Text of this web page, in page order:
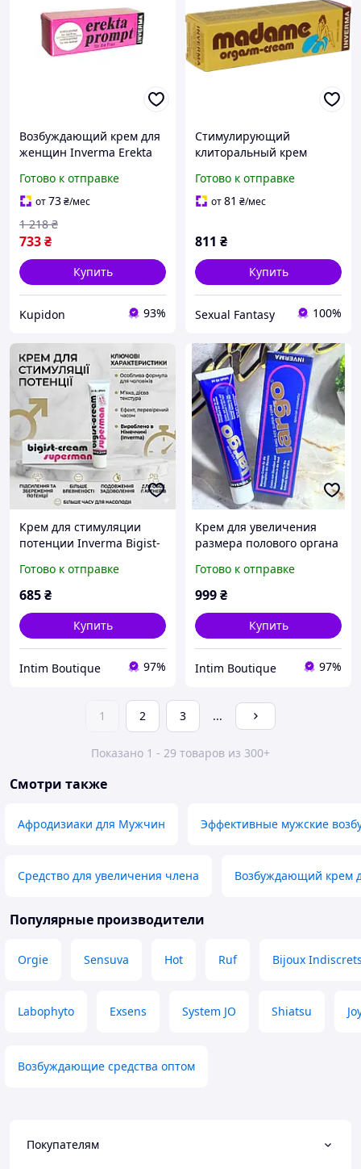
Возбуждающий крем для
женщин Inverma Erekta
market-without-queues-
Готово к отправке
от73₴/мес
733₴
1 218 ₴
Купить
Kupidon 93%
Стимулирующий
клиторальный крем
Orgasm Cream 18 ml
Love&Life -online-
Готово к отправке
от81 ₴/мес
811 ₴
Купить
Sexual Fantasy 100%
Крем для стимуляции
потенции Inverma Bigist-
Готово к отправке
685₴
Купить
Intim Boutique 97%
Крем для увеличения
размера полового органа
Special 40 мл
Готово к отправке
999₴
Купить
Intim Boutique 97%
1 2 3 ...
Показано 1 - 29 товаров из 300+
Смотри также
Афродизиаки для Мужчин Эффективные мужские
Средство для увеличения члена Возбуждающий крем
Популярные производители
Orgie Sensuva Hot Ruf Bijoux
Labophyto Exsens System JO Shiatsu
Возбуждающие средства оптом
Покупателям